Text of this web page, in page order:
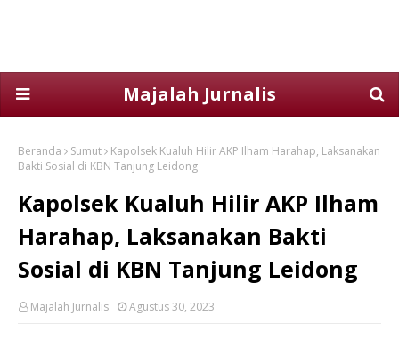
Majalah Jurnalis
Beranda Sumut
Kapolsek Kualuh Hilir AKP Ilham Harahap, Laksanakan
Bakti Sosial di KBN Tanjung Leidong
Kapolsek Kualuh Hilir AKP Ilham
Harahap, Laksanakan Bakti
Sosial di KBN Tanjung Leidong
Majalah Jurnalis Agustus 30, 2023